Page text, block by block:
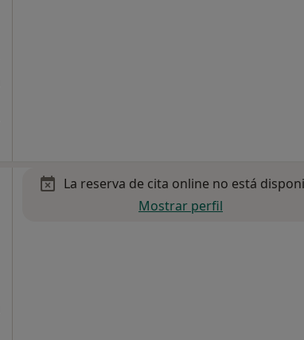
La reserva de cita online no está
Mostrar perfil